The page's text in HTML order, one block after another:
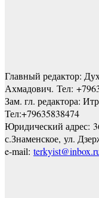
Главный редактор:
Ахмадович. Тел:
Зам. гл. редактора:
Тел:+79635838474
Юридический адрес:
с.Знаменское, ул.
e-mail: